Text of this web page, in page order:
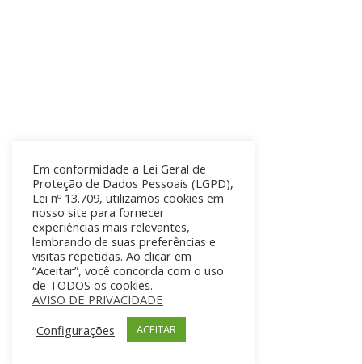
Em conformidade a Lei Geral de
Proteção de Dados Pessoais (LGPD),
Lei nº 13.709, utilizamos cookies em
nosso site para fornecer
experiências mais relevantes,
lembrando de suas preferências e
visitas repetidas. Ao clicar em
“Aceitar”, você concorda com o uso
de TODOS os cookies.
AVISO DE PRIVACIDADE
Configurações
ACEITAR